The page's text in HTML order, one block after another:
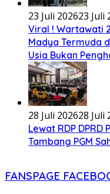
23 Juli 202623 Juli
Viral ! Wartawati
Madya Termuda
Usia Bukan
28 Juli 202628 Juli
Lewat RDP DPRD
Tambang PGM
FANSPAGE